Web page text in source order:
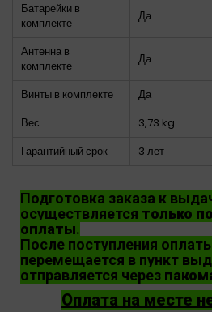
Батарейки в
комплекте
Да
Антенна в
комплекте
Да
Винты в комплекте
Да
Вес
3,73 kg
Гарантийный срок
3 лет
Подготовка заказа к
осуществляется только
оплаты.
После поступления
перемещается в пункт
отправляется через
Оплата на месте